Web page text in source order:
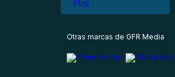
Otras marcas de GFR Media